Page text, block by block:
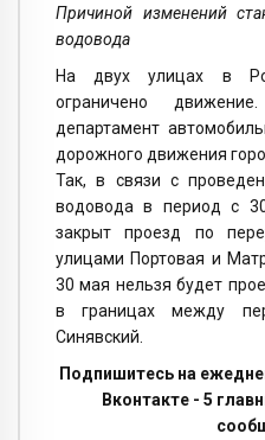
Причиной изменений
водовода
На двух улицах в
ограничено
департамент
дорожного движения
Так, в связи с
водовода в период с
закрыт проезд по
улицами Портовая и
30 мая нельзя будет
в границах между
Синявский.
Подпишитесь на
Вконтакте - 5